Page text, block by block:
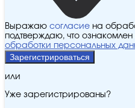
Выражаю согласие на
подтверждаю, что ознакомлен
обработки персональных
Зарегистрироваться
или
Уже зарегистрированы?